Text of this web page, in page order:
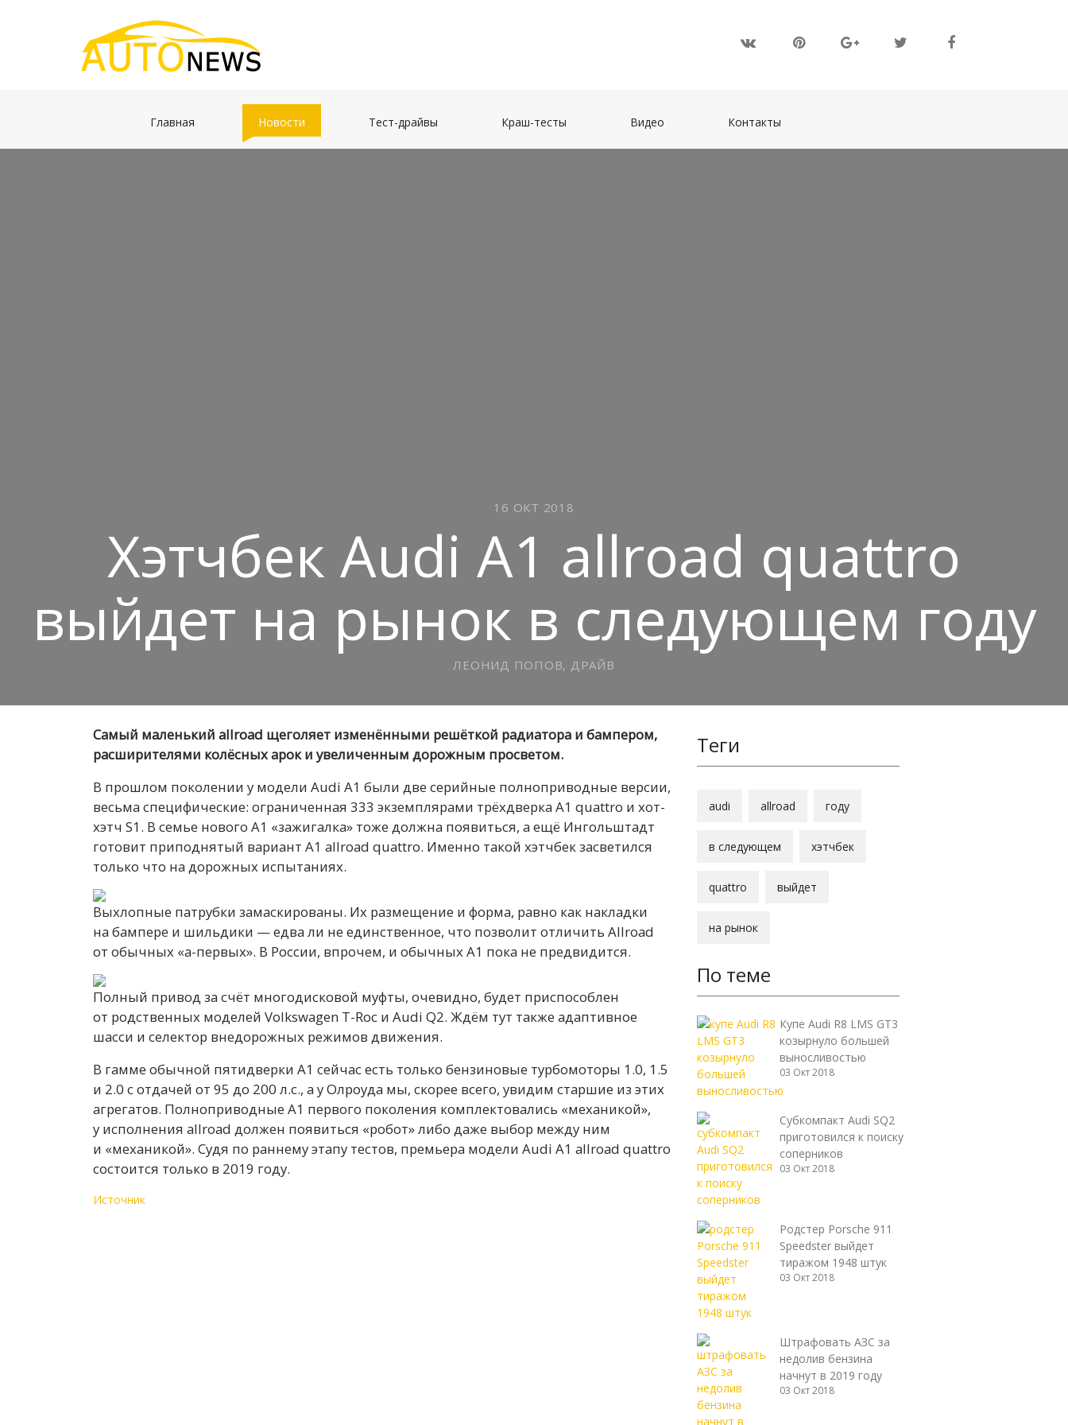
Главная Новости Тест-драйвы Краш-тесты Видео Контакты
16 ОКТ 2018
Хэтчбек Audi A1 allroad quattro
выйдет на рынок в следующем году
ЛЕОНИД ПОПОВ, ДРАЙВ
Самый маленький allroad щеголяет изменёнными решёткой радиатора и бампером,
расширителями колёсных арок и увеличенным дорожным просветом.
В прошлом поколении у модели Audi A1 были две серийные полноприводные версии,
весьма специфические: ограниченная 333 экземплярами трёхдверка A1 quattro и хот-
хэтч S1. В семье нового A1 «зажигалка» тоже должна появиться, а ещё Ингольштадт
готовит приподнятый вариант A1 allroad quattro. Именно такой хэтчбек засветился
только что на дорожных испытаниях.
Выхлопные патрубки замаскированы. Их размещение и форма, равно как накладки
на бампере и шильдики — едва ли не единственное, что позволит отличить Allroad
от обычных «а-первых». В России, впрочем, и обычных A1 пока не предвидится.
Полный привод за счёт многодисковой муфты, очевидно, будет приспособлен
от родственных моделей Volkswagen T-Roc и Audi Q2. Ждём тут также адаптивное
шасси и селектор внедорожных режимов движения.
В гамме обычной пятидверки A1 сейчас есть только бензиновые турбомоторы 1.0, 1.5
и 2.0 с отдачей от 95 до 200 л.с., а у Олроуда мы, скорее всего, увидим старшие из этих
агрегатов. Полноприводные A1 первого поколения комплектовались «механикой»,
у исполнения allroad должен появиться «робот» либо даже выбор между ним
и «механикой». Судя по раннему этапу тестов, премьера модели Audi A1 allroad quattro
состоится только в 2019 году.
Источник
Теги
audi allroad году
в следующем хэтчбек
quattro выйдет
на рынок
По теме
Купе Audi R8 LMS GT3
козырнуло большей
выносливостью
03 Окт 2018
Субкомпакт Audi SQ2
приготовился к поиску
соперников
03 Окт 2018
Родстер Porsche 911
Speedster выйдет
тиражом 1948 штук
03 Окт 2018
Штрафовать АЗС за
недолив бензина
начнут в 2019 году
03 Окт 2018